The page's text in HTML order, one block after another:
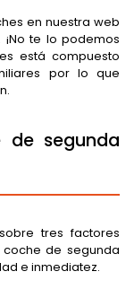
en nuestra web
te lo podemos
está compuesto
por lo que
de segunda
tres factores
de segunda
e inmediatez.